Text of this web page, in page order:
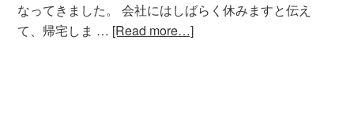
なってきました。 会社にはしばらく休みますと伝え
て、帰宅しま … [Read more…]